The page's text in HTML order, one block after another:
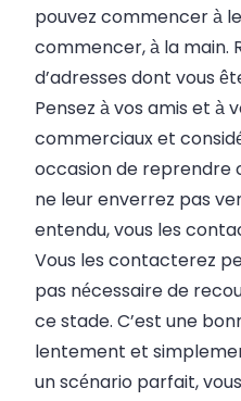
pouvez commencer à
commencer, à la main.
d’adresses dont vous
Pensez à vos amis et à
commerciaux et
occasion de reprendre
ne leur enverrez pas
entendu, vous les
Vous les contacterez
pas nécessaire de
ce stade. C’est une
lentement et
un scénario parfait,